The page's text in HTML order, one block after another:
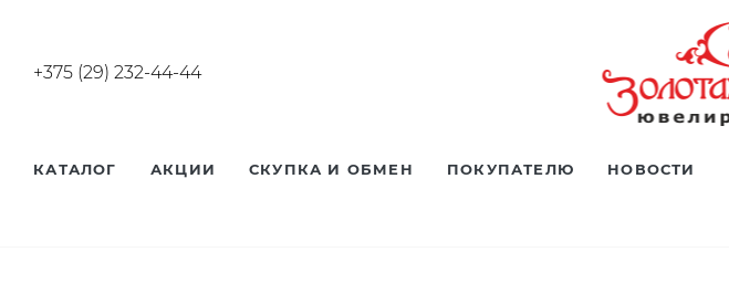
+375 (29) 232-44-44
КАТАЛОГ АКЦИИ СКУПКА И ОБМЕН ПОКУПАТЕЛЮ НОВОСТИ